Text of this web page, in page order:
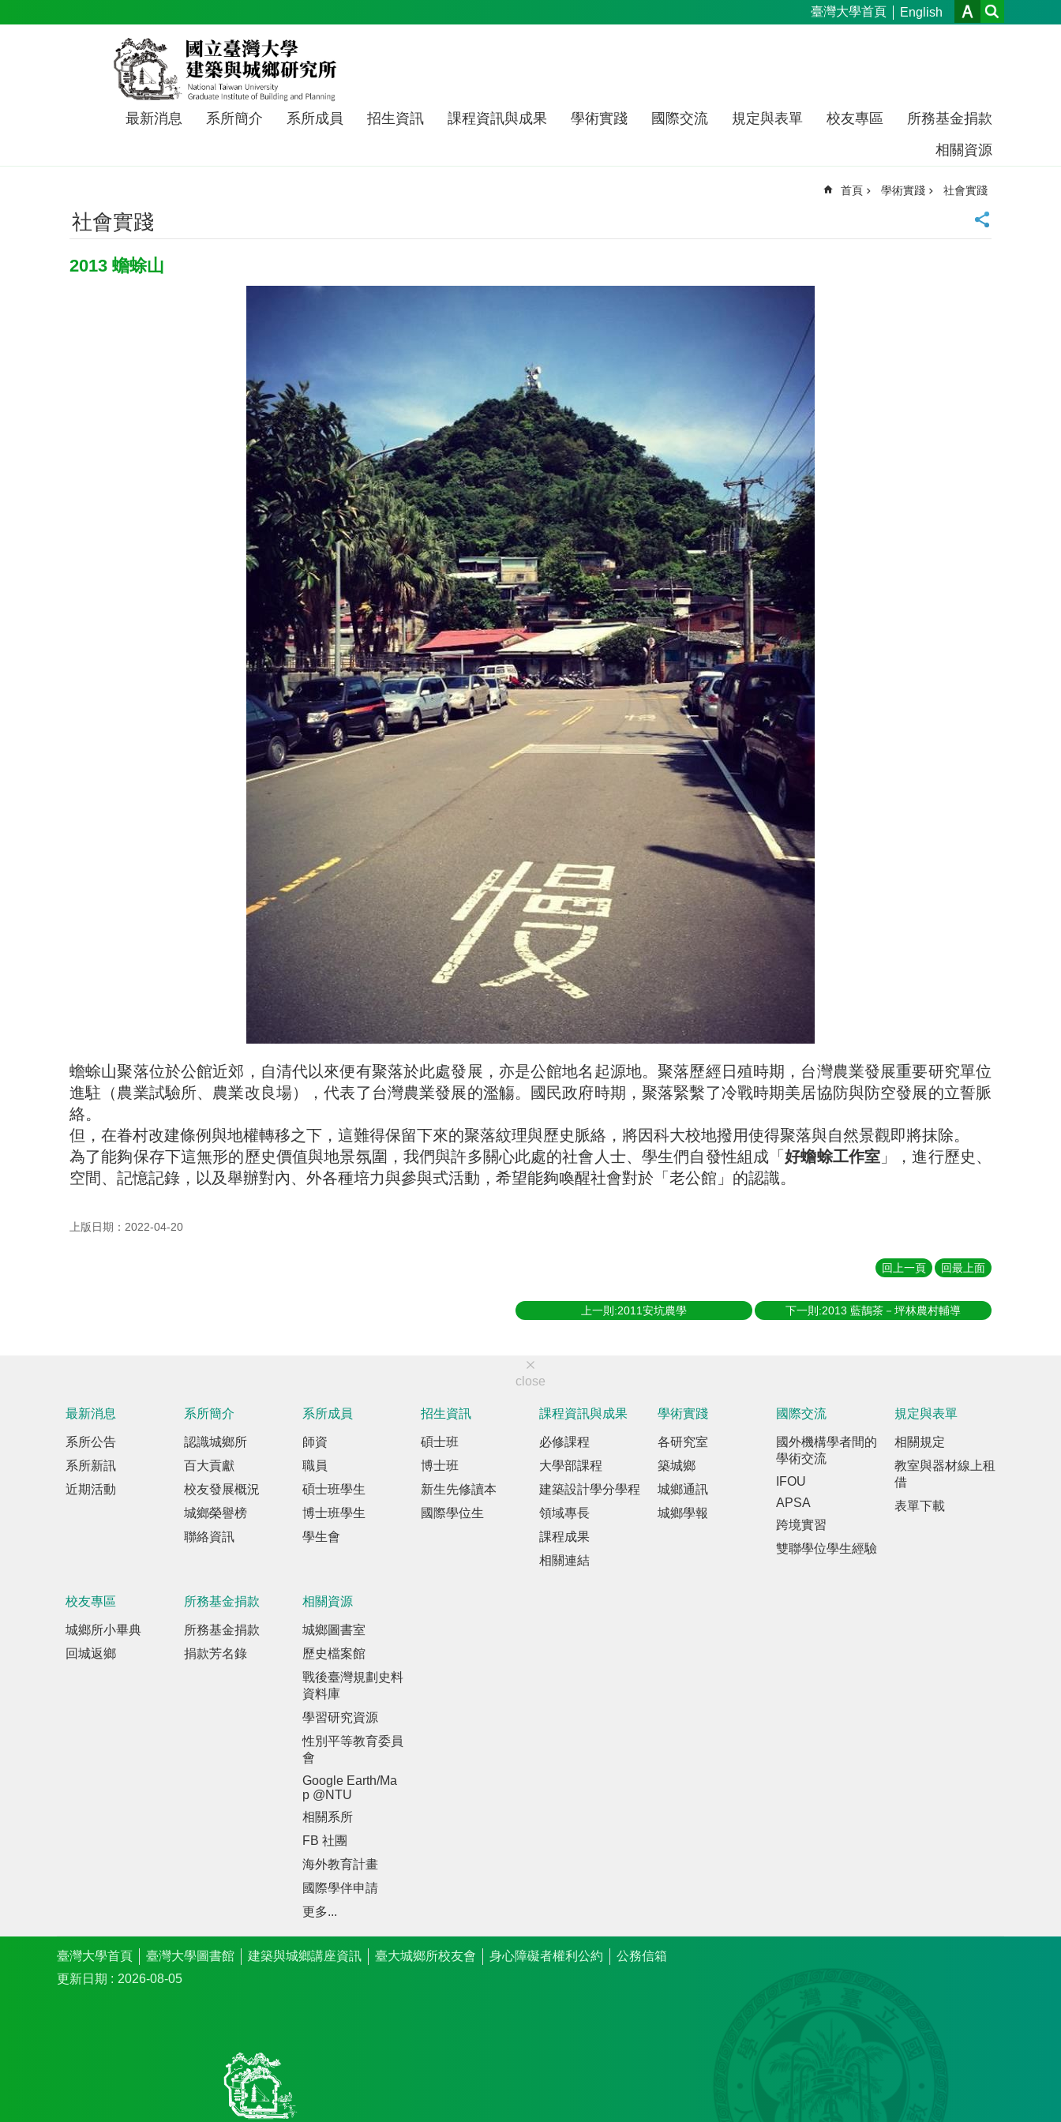
臺灣大學首頁 English
最新消息 系所簡介 系所成員 招生資訊 課程資訊與成果 學術實踐 國際交流 規定與表單 校友專區
所務基金捐款
相關資源
首頁 學術實踐 社會實踐
社會實踐
2013 蟾蜍山
蟾蜍山聚落位於公館近郊，自清代以來便有聚落於此處發展，亦是公館地名起源地。聚落歷經日殖時期，台灣農業發展重要研究單位
進駐（農業試驗所、農業改良場），代表了台灣農業發展的濫觴。國民政府時期，聚落緊繫了冷戰時期美居協防與防空發展的立誓脈
絡。
但，在眷村改建條例與地權轉移之下，這難得保留下來的聚落紋理與歷史脈絡，將因科大校地撥用使得聚落與自然景觀即將抹除。
為了能夠保存下這無形的歷史價值與地景氛圍，我們與許多關心此處的社會人士、學生們自發性組成「好蟾蜍工作室 」，進行歷史、
空間、記憶記錄，以及舉辦對內、外各種培力與參與式活動，希望能夠喚醒社會對於「老公館」的認識。
上版日期：2022-04-20
回上一頁 回最上面
上一則:2011安坑農學 下一則:2013 藍鵲茶－坪林農村輔導
close
最新消息
系所公告
系所新訊
近期活動
系所簡介
認識城鄉所
百大貢獻
校友發展概況
城鄉榮譽榜
聯絡資訊
系所成員
師資
職員
碩士班學生
博士班學生
學生會
招生資訊
碩士班
博士班
新生先修讀本
國際學位生
課程資訊與成果
必修課程
大學部課程
建築設計學分學程
領域專長
課程成果
相關連結
學術實踐
各研究室
築城鄉
城鄉通訊
城鄉學報
國際交流
國外機構學者間的
學術交流
IFOU
APSA
跨境實習
雙聯學位學生經驗
規定與表單
相關規定
教室與器材線上租
借
表單下載
校友專區
城鄉所小畢典
回城返鄉
所務基金捐款
所務基金捐款
捐款芳名錄
相關資源
城鄉圖書室
歷史檔案館
戰後臺灣規劃史料
資料庫
學習研究資源
性別平等教育委員
會
Google Earth/Ma
p @NTU
相關系所
FB 社團
海外教育計畫
國際學伴申請
更多...
臺灣大學首頁 臺灣大學圖書館 建築與城鄉講座資訊 臺大城鄉所校友會 身心障礙者權利公約
公務信箱
更新日期
2026-08-05